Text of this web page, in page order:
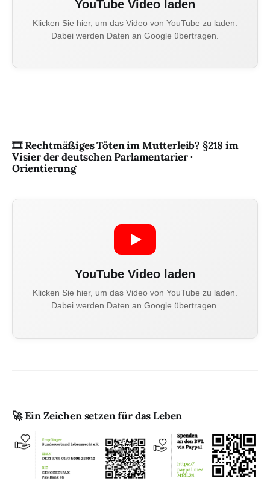
YouTube Video laden
Klicken Sie hier, um das Video von YouTube zu laden.
Dabei werden Daten an Google übertragen.
🎞️ Rechtmäßiges Töten im Mutterleib? §218 im
Visier der deutschen Parlamentarier ·
Orientierung
YouTube Video laden
Klicken Sie hier, um das Video von YouTube zu laden.
Dabei werden Daten an Google übertragen.
🚀 Ein Zeichen setzen für das Leben